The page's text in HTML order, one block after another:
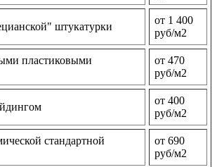
штукатурки
от 1 400
руб/м2
пластиковыми
от 470
руб/м2
от 400
руб/м2
стандартной
от 690
руб/м2